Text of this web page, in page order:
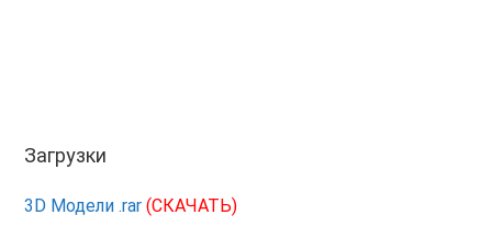
Загрузки
3D Модели .rar(СКАЧАТЬ)